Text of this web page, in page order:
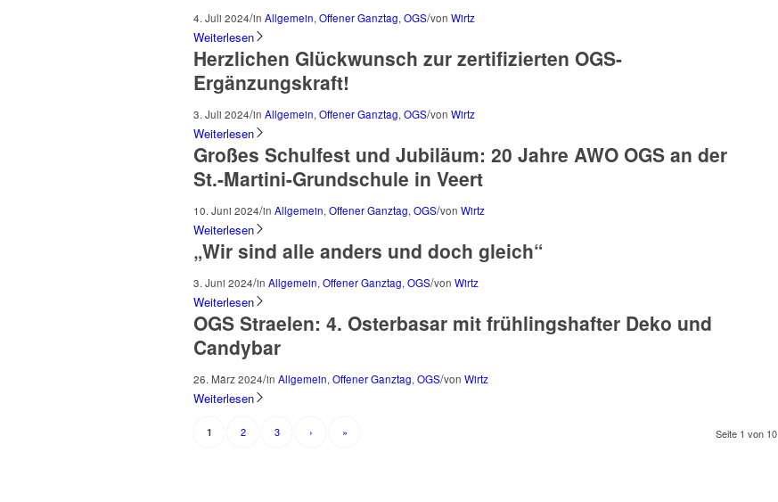
4. Juli 2024/in Allgemein, Offener Ganztag, OGS/von Wirtz
Weiterlesen
Herzlichen Glückwunsch zur zertifizierten OGS-
Ergänzungskraft!
3. Juli 2024/in Allgemein, Offener Ganztag, OGS/von Wirtz
Weiterlesen
Großes Schulfest und Jubiläum: 20 Jahre AWO OGS an der
St.-Martini-Grundschule in Veert
10. Juni 2024/in Allgemein, Offener Ganztag, OGS/von Wirtz
Weiterlesen
„Wir sind alle anders und doch gleich“
3. Juni 2024/in Allgemein, Offener Ganztag, OGS/von Wirtz
Weiterlesen
OGS Straelen: 4. Osterbasar mit frühlingshafter Deko und
Candybar
26. März 2024/in Allgemein, Offener Ganztag, OGS/von Wirtz
Weiterlesen
Seite 1 von 10
1 2 3 › »